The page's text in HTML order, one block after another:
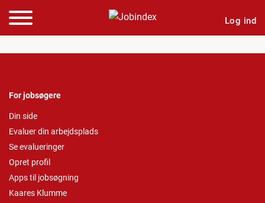
Log ind
For jobsøgere
Din side
Evaluer din arbejdsplads
Se evalueringer
Opret profil
Apps til jobsøgning
Kaares Klumme